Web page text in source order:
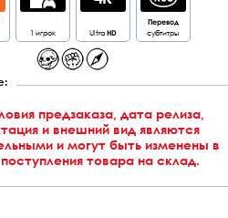
1 игрок UltraHD
Перевод
субтитры
предзаказа, дата релиза,
и внешний вид являются
и могут быть изменены в
товара на склад.